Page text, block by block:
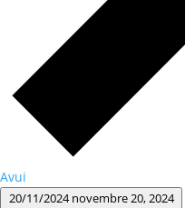
Avui
20/11/2024novembre 20, 2024